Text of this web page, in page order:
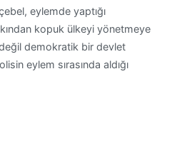
eylemde yaptığı
kopuk ülkeyi yönetmeye
değil demokratik bir devlet
eylem sırasında aldığı